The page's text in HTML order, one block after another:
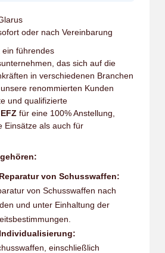
oder nach Vereinbarung
ein führendes
das sich auf die
in verschiedenen Branchen
renommierten Kunden
und qualifizierte
für eine 100% Anstellung,
Einsätze als auch für
von Schusswaffen:
von Schusswaffen nach
und unter Einhaltung der
einschließlich